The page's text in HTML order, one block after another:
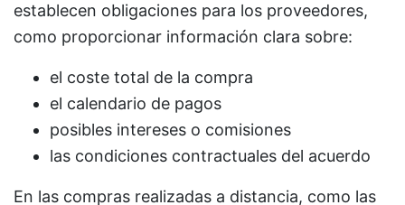
establecen obligaciones para los proveedores,
como proporcionar información clara sobre:
el coste total de la compra
el calendario de pagos
posibles intereses o comisiones
las condiciones contractuales del acuerdo
En las compras realizadas a distancia, como las